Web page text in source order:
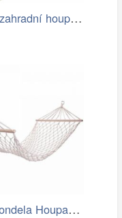
Dřevěná zahradní houpačka Lucas pro 4…
Tempo Kondela Houpací síť ATIKA NEW TYP…